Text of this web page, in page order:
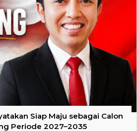
Siap Maju sebagai Calon
Periode 2027–2035